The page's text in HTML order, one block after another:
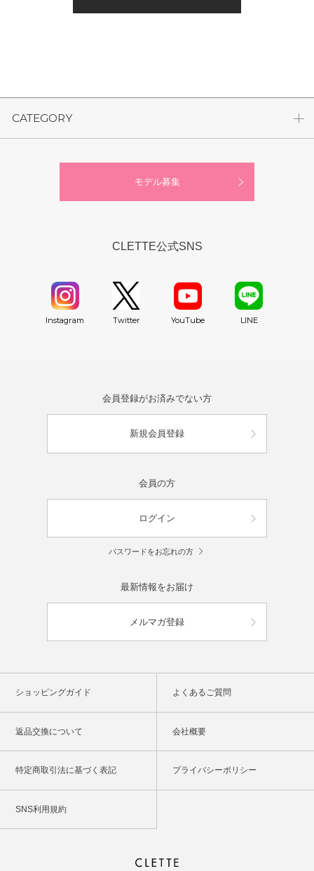
CATEGORY
モデル募集
CLETTE公式SNS
Instagram Twitter YouTube LINE
会員登録がお済みでない方
新規会員登録
会員の方
ログイン
パスワードをお忘れの方
最新情報をお届け
メルマガ登録
ショッピングガイド よくあるご質問
返品交換について 会社概要
特定商取引法に基づく表記 プライバシーポリシー
SNS利用規約